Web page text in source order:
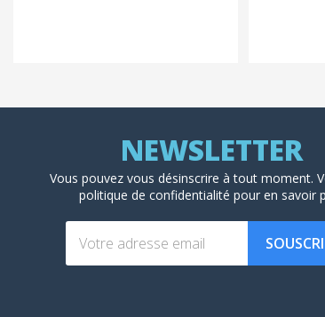
Vous pouvez vous désinscrire à tout moment.
politique de confidentialité pour en savoir